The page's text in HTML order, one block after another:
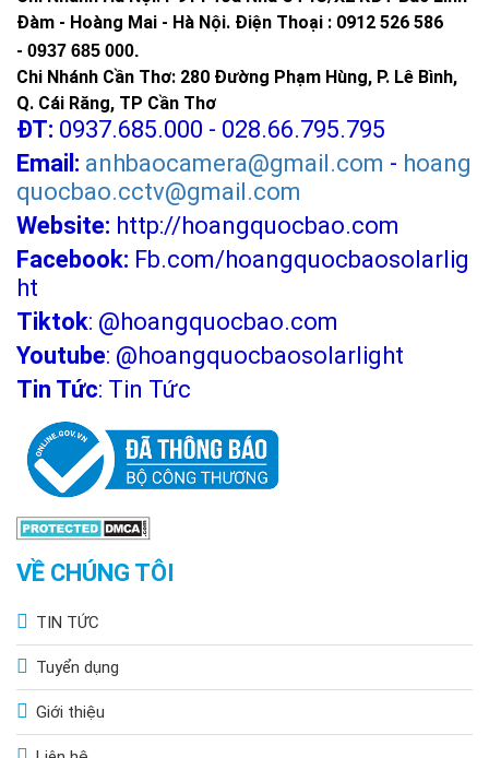
CÔNG TY TNHH TM KT HOÀNG QUỐC BẢO
Hotline: 0937.685.000
Trụ sở chính: 126 Tân Quý, P.Tân Quý, Q.Tân Phú, TP.HCM
Chi Nhánh Q10: 324 Nhật Tảo, P.6, Q.10, TP.HCM
Chi Nhánh Thủ Đức: 307 Quốc lộ 13 Phường Hiệp Bình Phước ,
Thành Phố Thủ Đức.
Chi Nhánh Đồng Nai: 2394 Quốc Lộ 1K, Phường Hoá An, TP.
Biên Hoà, Tỉnh Đồng Nai
Chi Nhánh BR-VT: 477 Cách Mạng Tháng 8, P.Phước Nguyên,
TP. Bà Rịa, Vũng Tàu
Chi Nhánh Hà Nội: P914 Tòa Nhà CT4C/X2 KĐT Bắc Linh Đàm
- Hoàng Mai - Hà Nội.
Đàm - Hoàng Mai - Hà Nội. Điện Thoại : 0912 526 586
- 0937 685 000.
Chi Nhánh Cần Thơ: 280 Đường Phạm Hùng, P. Lê Bình,
Q. Cái Răng, TP Cần Thơ
ĐT: 0937.685.000 - 028.66.795.795
Email: anhbaocamera@gmail.com - hoang
quocbao.cctv@gmail.com
Website: http://hoangquocbao.com
Facebook: Fb.com/hoangquocbaosolarlig
ht
Tiktok: @hoangquocbao.com
Youtube: @hoangquocbaosolarlight
Tin Tức: Tin Tức
VỀ CHÚNG TÔI
TIN TỨC
Tuyển dụng
Giới thiệu